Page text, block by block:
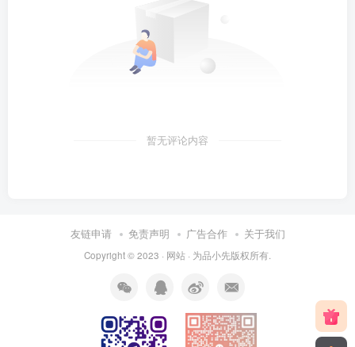
暂无评论内容
友链申请 免责声明 广告合作 关于我们
Copyright © 2023 · 网站 · 为品小先版权所有.